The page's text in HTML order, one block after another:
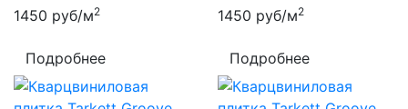
1450 руб/м2
Подробнее
1450 руб/м2
Подробнее